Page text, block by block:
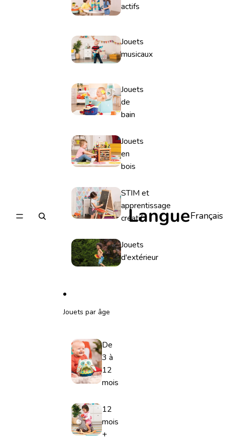
actifs
Jouets
musicaux
Jouets
de
bain
Jouets
en
bois
STIM et
apprentissage
créatif
Jouets
d'extérieur
Jouets par âge
De
3 à
12
mois
12
mois
+
Langue